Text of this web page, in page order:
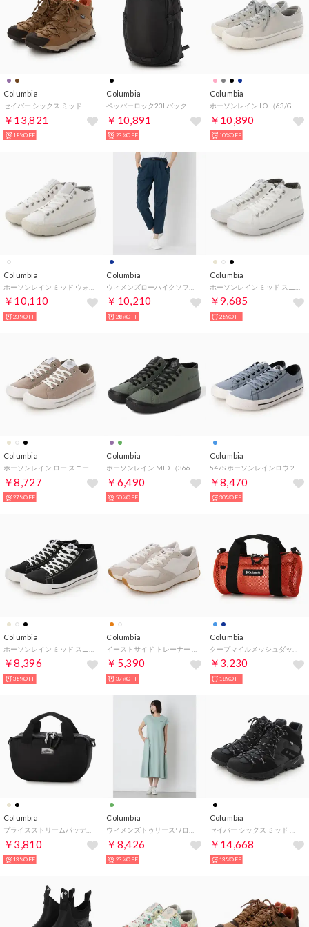
Columbia
￥13,821
18%OFF
Columbia
￥10,891
23%OFF
Columbia
￥10,890
10%OFF
Columbia
￥10,110
23%OFF
Columbia
￥10,210
28%OFF
Columbia
￥9,685
26%OFF
Columbia
￥8,727
27%OFF
Columbia
￥6,490
50%OFF
Columbia
￥8,470
30%OFF
Columbia
￥8,396
36%OFF
Columbia
￥5,390
37%OFF
Columbia
￥3,230
18%OFF
Columbia
￥3,810
13%OFF
Columbia
￥8,426
23%OFF
Columbia
￥14,668
13%OFF